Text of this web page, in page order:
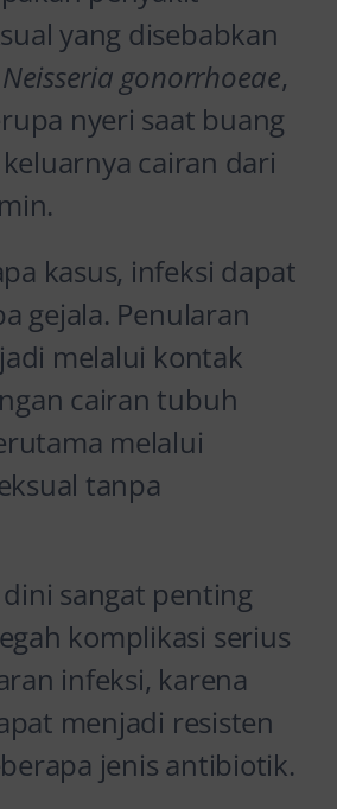
yang disebabkan
Neisseria gonorrhoeae,
nyeri saat buang
cairan dari
kasus, infeksi dapat
gejala. Penularan
melalui kontak
cairan tubuh
melalui
tanpa
sangat penting
komplikasi serius
infeksi, karena
menjadi resisten
jenis antibiotik.